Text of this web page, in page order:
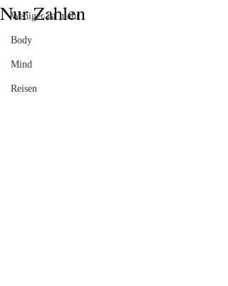
Weniger ist mehr
Body
Mind
Reisen
Nur Zahlen